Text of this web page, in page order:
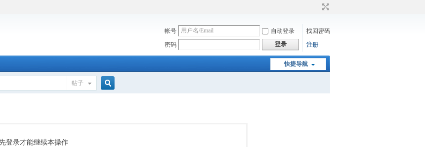
帐号 自动登录
找回密码
密码
登录 注册
快捷导航
帖子
登录才能继续本操作